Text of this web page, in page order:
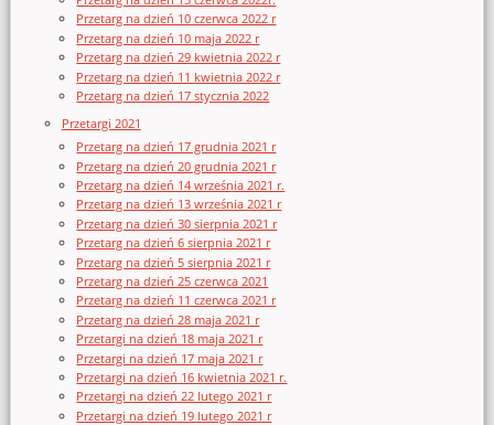
Przetarg na dzień 10 czerwca 2022 r
Przetarg na dzień 10 maja 2022 r
Przetarg na dzień 29 kwietnia 2022 r
Przetarg na dzień 11 kwietnia 2022 r
Przetarg na dzień 17 stycznia 2022
Przetargi 2021
Przetarg na dzień 17 grudnia 2021 r
Przetarg na dzień 20 grudnia 2021 r
Przetarg na dzień 14 września 2021 r.
Przetarg na dzień 13 września 2021 r
Przetarg na dzień 30 sierpnia 2021 r
Przetarg na dzień 6 sierpnia 2021 r
Przetarg na dzień 5 sierpnia 2021 r
Przetarg na dzień 25 czerwca 2021
Przetarg na dzień 11 czerwca 2021 r
Przetarg na dzień 28 maja 2021 r
Przetargi na dzień 18 maja 2021 r
Przetargi na dzień 17 maja 2021 r
Przetargi na dzień 16 kwietnia 2021 r.
Przetargi na dzień 22 lutego 2021 r
Przetargi na dzień 19 lutego 2021 r